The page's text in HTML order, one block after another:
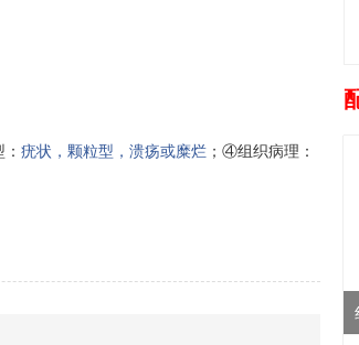
： 疣状 ， 颗粒型，溃疡或糜烂 ； ④组织病理 ：